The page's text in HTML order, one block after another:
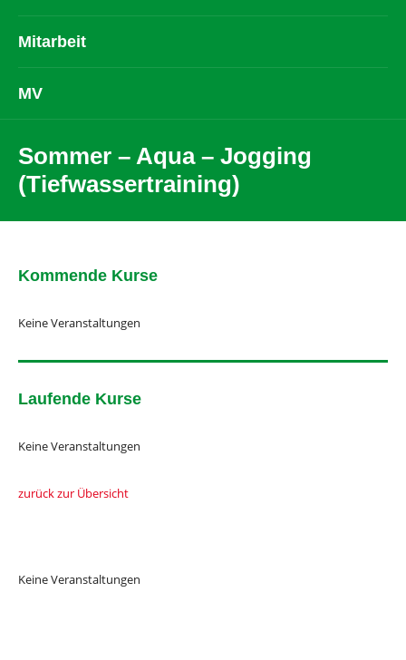
Mitarbeit
MV
Sommer – Aqua – Jogging
(Tiefwassertraining)
Kommende Kurse
Keine Veranstaltungen
Laufende Kurse
Keine Veranstaltungen
zurück zur Übersicht
Keine Veranstaltungen